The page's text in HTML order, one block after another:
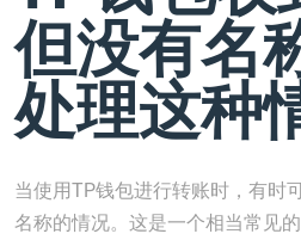
但没有名
处理这种
当使用TP钱包进行转账时，有时
名称的情况。这是一个相当常见